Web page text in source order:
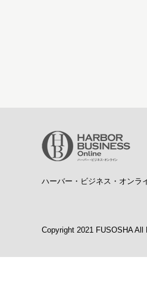
ハーバー・ビジネス・オンラ
Copyright 2021 FUSOSHA All